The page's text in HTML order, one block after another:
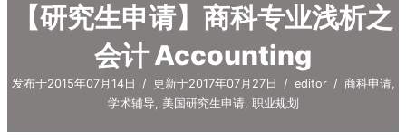
【研究生申请】商科专业浅析之
会计 Accounting
发布于2015年07月14日 / 更新于2017年07月27日 / editor / 商科申请,
学术辅导, 美国研究生申请, 职业规划